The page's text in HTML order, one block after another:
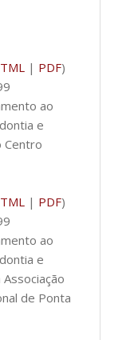
| PDF)
ao
e
Centro
| PDF)
ao
e
de Ponta